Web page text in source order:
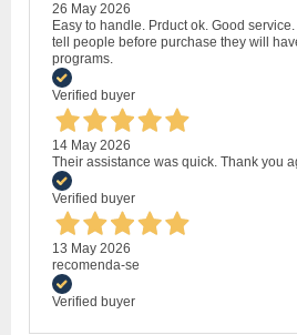
26 May 2026
Easy to handle. Prduct ok. Good
tell people before purchase they will
programs.
Verified buyer
14 May 2026
Their assistance was quick. Thank you
Verified buyer
13 May 2026
recomenda-se
Verified buyer